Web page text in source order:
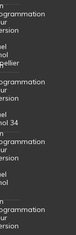
34